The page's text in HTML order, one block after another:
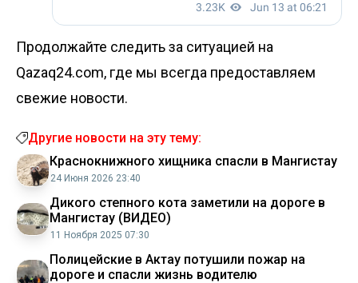
Продолжайте следить за ситуацией на
Qazaq24.com, где мы всегда предоставляем
свежие новости.
Другие новости на эту тему:
Краснокнижного хищника спасли в Мангистау
24 Июня 2026 23:40
Дикого степного кота заметили на дороге в
Мангистау (ВИДЕО)
11 Ноября 2025 07:30
Полицейские в Актау потушили пожар на
дороге и спасли жизнь водителю